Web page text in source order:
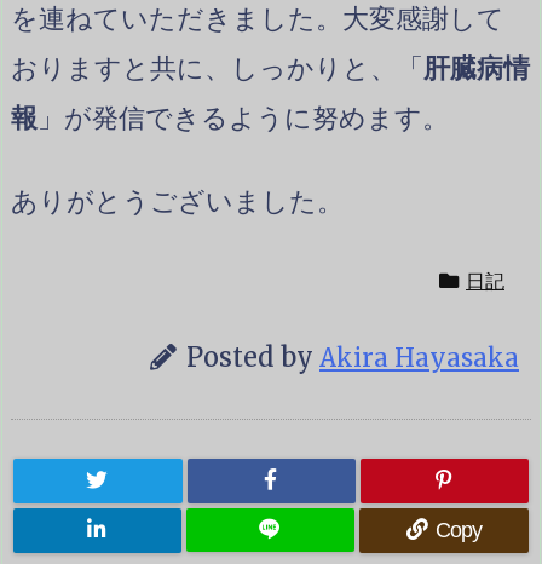
を連ねていただきました。大変感謝して
おりますと共に、しっかりと、「肝臓病情
報 」が発信できるように努めます。
ありがとうございました。
日記
Posted by Akira Hayasaka
Copy